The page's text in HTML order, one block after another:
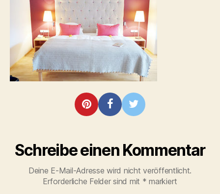
appartment-
Schreibe einen Kommentar
Deine E-Mail-Adresse wird nicht veröffentlicht.
Erforderliche Felder sind mit * markiert